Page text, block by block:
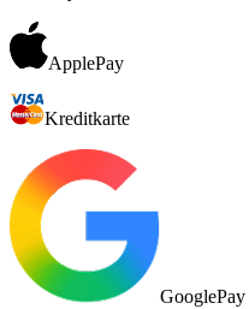
ApplePay
Kreditkarte
GooglePay